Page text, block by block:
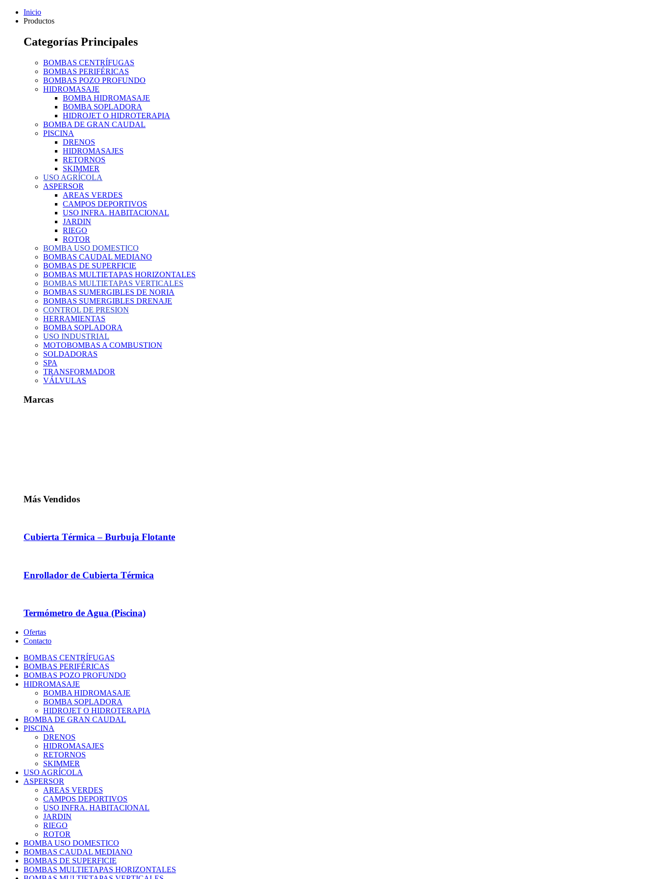
Inicio
Productos
Categorías Principales
BOMBAS CENTRÍFUGAS
BOMBAS PERIFÉRICAS
BOMBAS POZO PROFUNDO
HIDROMASAJE
BOMBA HIDROMASAJE
BOMBA SOPLADORA
HIDROJET O HIDROTERAPIA
BOMBA DE GRAN CAUDAL
PISCINA
DRENOS
HIDROMASAJES
RETORNOS
SKIMMER
USO AGRÍCOLA
ASPERSOR
AREAS VERDES
CAMPOS DEPORTIVOS
USO INFRA. HABITACIONAL
JARDIN
RIEGO
ROTOR
BOMBA USO DOMESTICO
BOMBAS CAUDAL MEDIANO
BOMBAS DE SUPERFICIE
BOMBAS MULTIETAPAS HORIZONTALES
BOMBAS MULTIETAPAS VERTICALES
BOMBAS SUMERGIBLES DE NORIA
BOMBAS SUMERGIBLES DRENAJE
CONTROL DE PRESION
HERRAMIENTAS
BOMBA SOPLADORA
USO INDUSTRIAL
MOTOBOMBAS A COMBUSTION
SOLDADORAS
SPA
TRANSFORMADOR
VÁLVULAS
Marcas
Más Vendidos
Cubierta Térmica – Burbuja Flotante
Enrollador de Cubierta Térmica
Termómetro de Agua (Piscina)
Ofertas
Contacto
BOMBAS CENTRÍFUGAS
BOMBAS PERIFÉRICAS
BOMBAS POZO PROFUNDO
HIDROMASAJE
BOMBA HIDROMASAJE
BOMBA SOPLADORA
HIDROJET O HIDROTERAPIA
BOMBA DE GRAN CAUDAL
PISCINA
DRENOS
HIDROMASAJES
RETORNOS
SKIMMER
USO AGRÍCOLA
ASPERSOR
AREAS VERDES
CAMPOS DEPORTIVOS
USO INFRA. HABITACIONAL
JARDIN
RIEGO
ROTOR
BOMBA USO DOMESTICO
BOMBAS CAUDAL MEDIANO
BOMBAS DE SUPERFICIE
BOMBAS MULTIETAPAS HORIZONTALES